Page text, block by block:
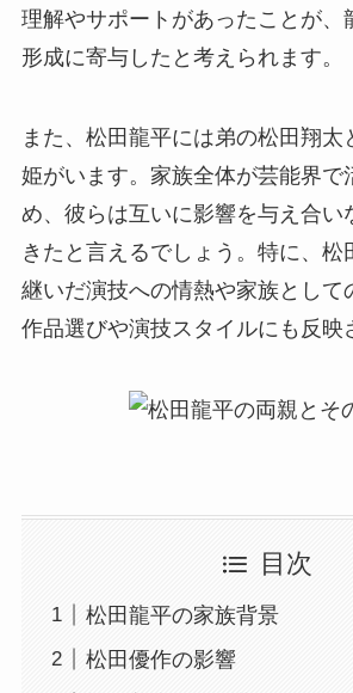
理解やサポートがあったことが、
形成に寄与したと考えられます。
また、松田龍平には弟の松田翔太
姫がいます。家族全体が芸能界で
め、彼らは互いに影響を与え合い
きたと言えるでしょう。特に、松
継いだ演技への情熱や家族として
作品選びや演技スタイルにも反映
目次
松田龍平の家族背景
松田優作の影響